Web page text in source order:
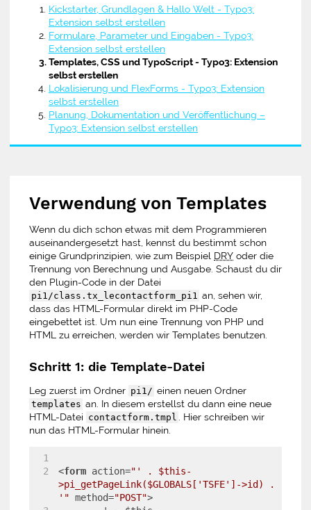
Kickstarter, Grundlagen & Hallo Welt - Typo3:
Extension selbst erstellen
Formulare, Parameter und Eingaben - Typo3:
Extension selbst erstellen
Templates, CSS und TypoScript - Typo3: Extension
selbst erstellen
Lokalisierung und FlexForms - Typo3: Extension
selbst erstellen
Planung, Dokumentation und Veröffentlichung –
Typo3: Extension selbst erstellen
Verwendung von Templates
Wenn du dich schon etwas mit dem Programmieren
auseinandergesetzt hast, kennst du bestimmt schon
einige Grundprinzipien, wie zum Beispiel DRY oder die
Trennung von Berechnung und Ausgabe. Schaust du dir
den Plugin-Code in der Datei
pi1/class.tx_lecontactform_pi1 an, sehen wir,
dass das HTML-Formular direkt im PHP-Code
eingebettet ist. Um nun eine Trennung von PHP und
HTML zu erreichen, werden wir Templates benutzen.
Schritt 1: die Template-Datei
Leg zuerst im Ordner pi1/ einen neuen Ordner
templates an. In diesem erstellst du dann eine neue
HTML-Datei contactform.tmpl
. Hier schreiben wir
nun das HTML-Formular hinein.
<form action="' . $this-
>pi_getPageLink($GLOBALS['TSFE']->id) .
'" method="POST">